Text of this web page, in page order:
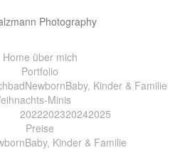
Home über mich
Portfolio
NewbornBaby, Kinder & Familie
Minis
2022202320242025
Preise
Baby, Kinder & Familie